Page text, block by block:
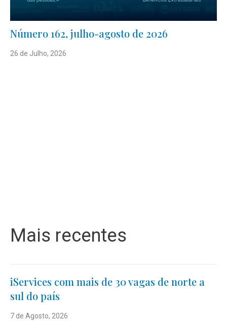
Número 162, julho-agosto de 2026
26 de Julho, 2026
Mais recentes
iServices com mais de 30 vagas de norte a
sul do país
7 de Agosto, 2026